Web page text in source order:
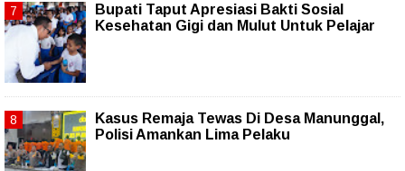
Bupati Taput Apresiasi Bakti Sosial
Kesehatan Gigi dan Mulut Untuk Pelajar
Kasus Remaja Tewas Di Desa Manunggal,
Polisi Amankan Lima Pelaku